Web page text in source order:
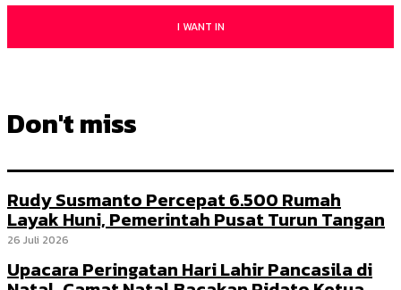
I WANT IN
Don't miss
Rudy Susmanto Percepat 6.500 Rumah
Layak Huni, Pemerintah Pusat Turun Tangan
26 Juli 2026
Upacara Peringatan Hari Lahir Pancasila di